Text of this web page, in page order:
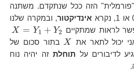
הזה ככל שנתקדם. משתנה
אינדיקטור, ובמקרה שלנו
לראות שמתקיים X = Y1 + Y2
יכול לתאר את X בתור סכום של
לדיבורים על תוחלתזה יהיה נוח